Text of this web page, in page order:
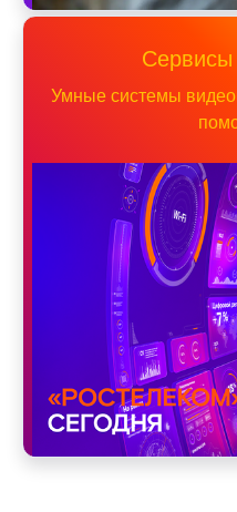
Умные системы